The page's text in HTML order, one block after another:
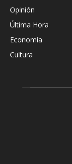
Opinión
Última Hora
Economía
Cultura